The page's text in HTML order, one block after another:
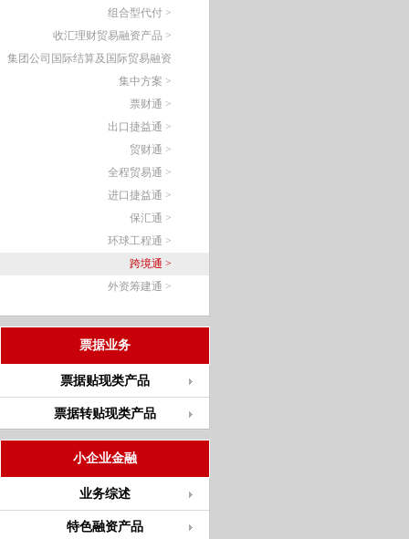
组合型代付 >
收汇理财贸易融资产品 >
集团公司国际结算及国际贸易融资
集中方案 >
票财通 >
出口捷益通 >
贸财通 >
全程贸易通 >
进口捷益通 >
保汇通 >
环球工程通 >
跨境通 >
外资筹建通 >
票据业务
票据贴现类产品
票据转贴现类产品
小企业金融
业务综述
特色融资产品